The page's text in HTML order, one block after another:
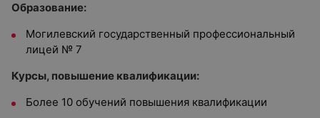
Образование:
Могилевский государственный профессиональный
лицей № 7
Курсы, повышение квалификации:
Более 10 обучений повышения квалификации